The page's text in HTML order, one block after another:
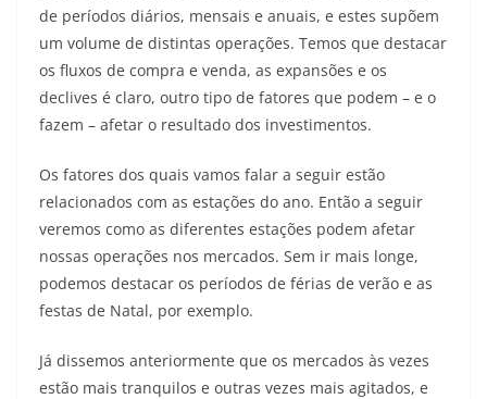
de períodos diários, mensais e anuais, e estes supõem
um volume de distintas operações. Temos que destacar
os fluxos de compra e venda, as expansões e os
declives é claro, outro tipo de fatores que podem – e o
fazem – afetar o resultado dos investimentos.
Os fatores dos quais vamos falar a seguir estão
relacionados com as estações do ano. Então a seguir
veremos como as diferentes estações podem afetar
nossas operações nos mercados. Sem ir mais longe,
podemos destacar os períodos de férias de verão e as
festas de Natal, por exemplo.
Já dissemos anteriormente que os mercados às vezes
estão mais tranquilos e outras vezes mais agitados, e